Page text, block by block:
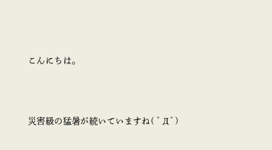
こんにちは。
災害級の猛暑が続いていますね( ﾟДﾟ)